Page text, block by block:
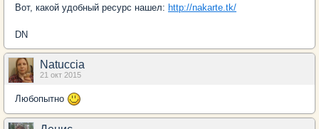
Вот, какой удобный ресурс нашел: http://nakarte.tk/
DN
Natuccia
21 окт 2015
Любопытно